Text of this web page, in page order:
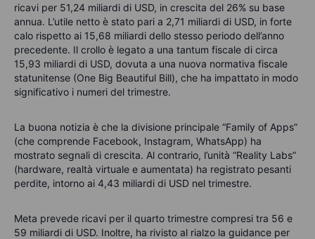
ricavi per 51,24 miliardi di USD, in crescita del 26% su base
annua. L’utile netto è stato pari a 2,71 miliardi di USD, in forte
calo rispetto ai 15,68 miliardi dello stesso periodo dell’anno
precedente. Il crollo è legato a una tantum fiscale di circa
15,93 miliardi di USD, dovuta a una nuova normativa fiscale
statunitense (One Big Beautiful Bill), che ha impattato in modo
significativo i numeri del trimestre.
La buona notizia è che la divisione principale “Family of Apps”
(che comprende Facebook, Instagram, WhatsApp) ha
mostrato segnali di crescita. Al contrario, l’unità “Reality Labs”
(hardware, realtà virtuale e aumentata) ha registrato pesanti
perdite, intorno ai 4,43 miliardi di USD nel trimestre.
Meta prevede ricavi per il quarto trimestre compresi tra 56 e
59 miliardi di USD. Inoltre, ha rivisto al rialzo la guidance per